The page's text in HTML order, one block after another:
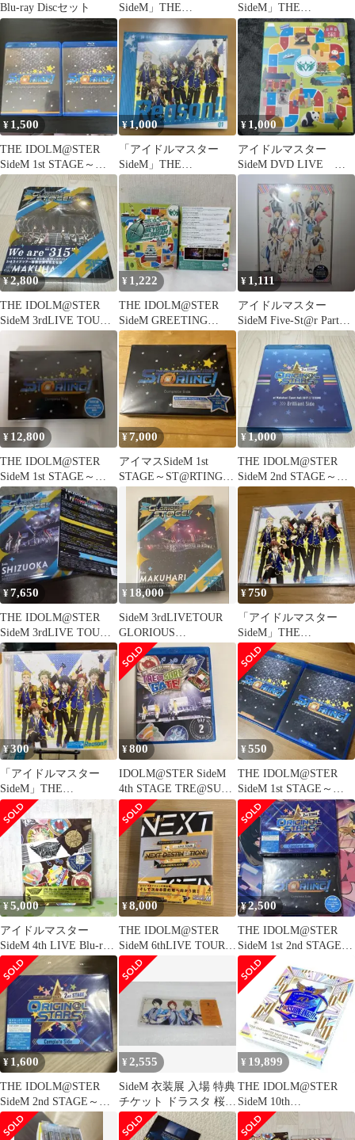
Blu-ray Discセット
SideM」THE
IDOLM@STER SideM
ST…
SideM」THE
IDOLM@STER SideM
ST…
¥ 1,500
THE IDOLM@STER
SideM 1st STAGE～
ST@RTING…
¥1,000
「アイドルマスター
SideM」THE
IDOLM@STER SideM
AN…
¥ 1,000
アイドルマスター
SideM DVD LIVE
BEYOND THE DREAM
¥2,800
THE IDOLM@STER
SideM 3rdLIVE TOUR
¥ 1,222
THE IDOLM@STER
SideM GREETING
TOUR 2017…
¥ 1,111
アイドルマスター
SideM Five-St@r Party!!
〈完全生産限定…
¥ 12,800
THE IDOLM@STER
SideM 1st STAGE～
ST@RTING…
¥7,000
アイマスSideM 1st
STAGE～ST@RTING
¥1,000
THE IDOLM@STER
SideM 2nd STAGE～
ORIGIN@L…
¥7,650
THE IDOLM@STER
SideM 3rdLIVE TOUR
GLORI…
¥ 18,000
SideM 3rdLIVETOUR
GLORIOUS
MAKUHARI
¥750
「アイドルマスター
SideM」THE
IDOLM@STER SideM
AN…
¥300
「アイドルマスター
SideM」THE
IDOLM@STER SideM
AN…
¥800
IDOLM@STER SideM
4th STAGE TRE@SURE
GATE
¥550
THE IDOLM@STER
SideM 1st STAGE～
ST@RTING…
¥5,000
アイドルマスター
SideM 4th LIVE Blu-ray
初回生産限定盤
¥8,000
THE IDOLM@STER
SideM 6thLIVE TOUR
NEXT …
¥2,500
THE IDOLM@STER
SideM 1st 2nd STAGE 2
本セット
¥ 1,600
THE IDOLM@STER
SideM 2nd STAGE～
ORIGIN@L…
¥ 2,555
SideM 衣装展 入場 特典
チケット ドラスタ 桜庭
薫 柏木翼 天道輝
¥ 19,899
THE IDOLM@STER
SideM 10th
ANNIVERSARY S…